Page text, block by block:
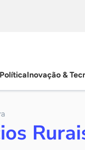
Inovação &